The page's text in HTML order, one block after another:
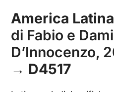
America Latina
di Fabio e
D’Innocenzo,
→ D4517